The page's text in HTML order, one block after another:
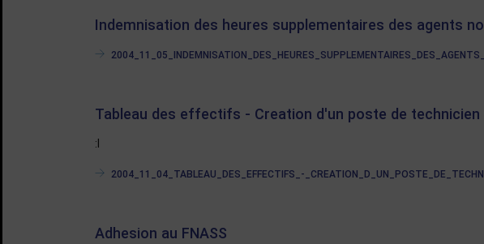
Indemnisation des heures supplementaires des agents
Tableau des effectifs - Creation d'un poste de technicien
:l
2004_11_04_TABLEAU_DES_EFFECTIFS_-
Adhesion au FNASS